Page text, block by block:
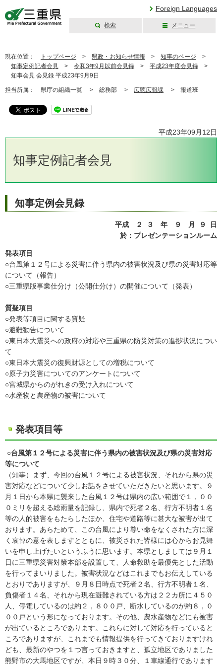
Foreign Languages
検索 メニュー
現在位置： トップページ > 県政・お知らせ情報 > 知事のページ >
知事定例記者会見 > 令和3年9月以前会見録 > 平成23年度会見録 >
知事会見 会見録 平成23年9月9日
担当所属： 県庁の組織一覧 > 総務部 > 広聴広報課 > 報道班
平成23年09月12日
知事定例記者会見
知事定例会見録
平成 ２ ３ 年 ９ 月 ９ 日
於：プレゼンテーションルーム
発表項目
○台風第１２号による災害に伴う県内の被害状況及び県の災害対応等
について（報告）
○三重県版事業仕分け（公開仕分け）の開催について（発表）
質疑項目
○発表等項目に関する質疑
○避難勧告について
○東日本大震災への政府の対応や三重県の防災対策の進捗状況につい
て
○東日本大震災の復興財源としての増税について
○原子力災害についてのアンケートについて
○宮城県からのがれきの受け入れについて
○水産物と農産物の被害について
発表項目等
○台風第１２号による災害に伴う県内の被害状況及び県の災害対応
等について
（知事）まず、今回の台風１２号による被害状況、それから県の災
害対応などについて少しお話をさせていただきたいと思います。９
月１日から本県に襲来した台風１２号は県内の広い範囲で１，００
０ミリを超える総雨量を記録し、県内で死者２名、行方不明者１名
等の人的被害をもたらしたほか、住宅や道路等に甚大な被害が出て
おります。あらためて、この台風により尊い命をなくされた方に深
く哀悼の意を表しますとともに、被災された皆様には心からお見舞
いを申し上げたいというふうに思います。本県としましては９月１
日に三重県災害対策本部を設置して、人命救助を最優先とした活動
を行ってまいりました。被害状況などはこれまでもお伝えしている
とおりでありますが、９月８日時点で死者２名、行方不明者１名、
負傷者１４名、それから現在避難されている方は２２カ所に４５０
人、停電しているのは約２，８００戸、断水しているのが約８，０
００戸という形になっております。その他、農水産物などにも被害
が出ているところであります。これらに対して対応を行っていると
ころでありますが、これまでも情報提供を行ってきておりますけれ
ども、最新のやつを１つ言っておきますと、孤立地区でありました
熊野市の大馬地区ですが、本日９時３０分、１車線通行であります